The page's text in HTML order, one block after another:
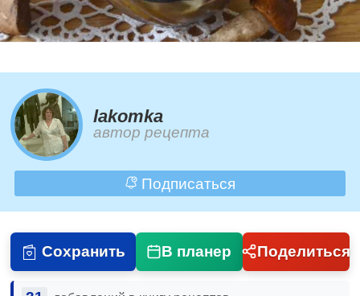
lakomka
автор рецепта
Подписаться
Сохранить В планер Поделиться